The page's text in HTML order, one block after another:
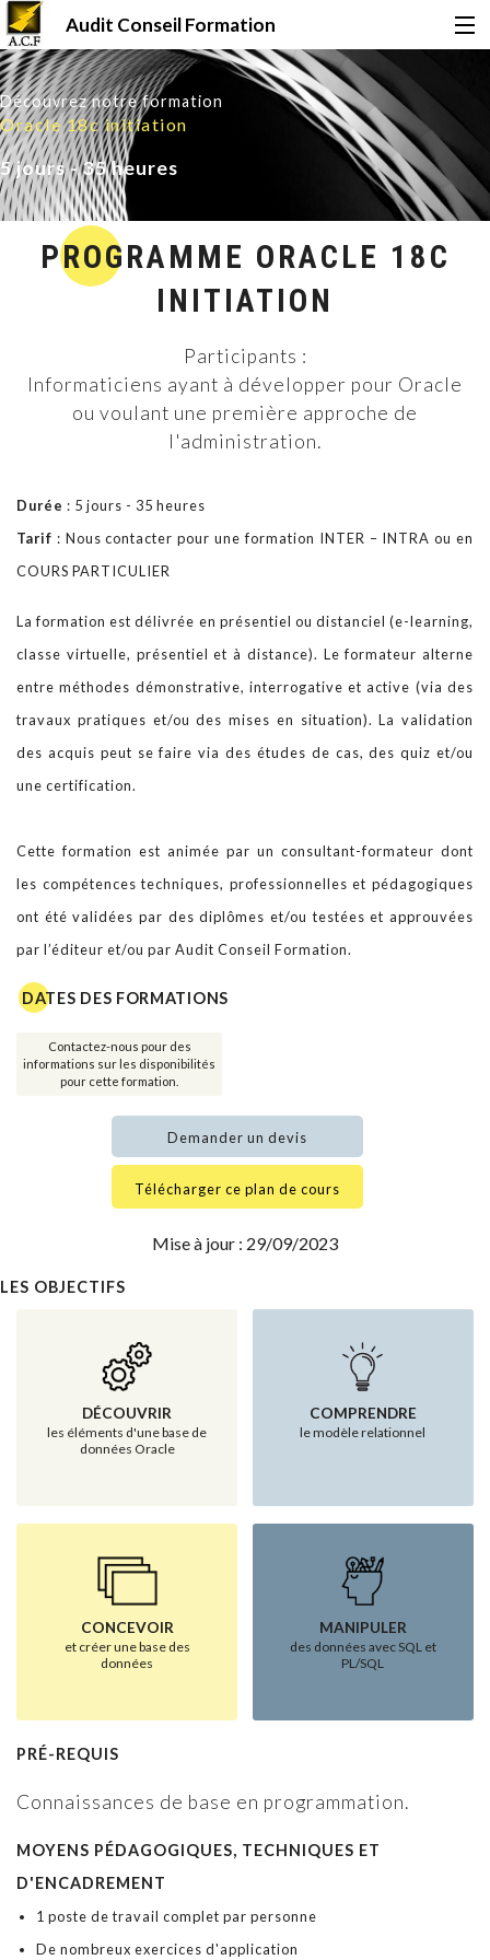
Audit Conseil Formation
Accueil
Formations
Certifications
Financement
Qui sommes-nous ?
Notre BLOG
Contact
Découvrez notre formation
Oracle 18c initiation
5 jours - 35 heures
PROGRAMME ORACLE 18C
INITIATION
Participants :
Informaticiens ayant à développer pour Oracle
ou voulant une première approche de
l'administration.
Durée : 5 jours - 35 heures
Tarif : Nous contacter pour une formation INTER – INTRA ou en
COURS PARTICULIER
La formation est délivrée en présentiel ou distanciel (e-learning,
classe virtuelle, présentiel et à distance). Le formateur alterne
entre méthodes démonstrative, interrogative et active (via des
travaux pratiques et/ou des mises en situation). La validation
des acquis peut se faire via des études de cas, des quiz et/ou
une certification.
Cette formation est animée par un consultant-formateur dont
les compétences techniques, professionnelles et pédagogiques
ont été validées par des diplômes et/ou testées et approuvées
par l’éditeur et/ou par Audit Conseil Formation.
DATES DES FORMATIONS
Contactez-nous pour des
informations sur les disponibilités
pour cette formation.
Demander un devis
Télécharger ce plan de cours
Mise à jour : 29/09/2023
LES OBJECTIFS
DÉCOUVRIR
les éléments d'une base de
données Oracle
COMPRENDRE
le modèle relationnel
CONCEVOIR
et créer une base des
données
MANIPULER
des données avec SQL et
PL/SQL
PRÉ-REQUIS
Connaissances de base en programmation.
MOYENS PÉDAGOGIQUES, TECHNIQUES ET
D'ENCADREMENT
1 poste de travail complet par personne
De nombreux exercices d'application